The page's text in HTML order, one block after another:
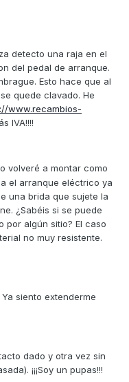
detecto una raja en el
del pedal de arranque.
Esto hace que al
quede clavado. He
www.recambios-
IVA!!!!
volveré a montar como
el arranque eléctrico ya
una brida que sujete la
¿Sabéis si se puede
por algún sitio? El caso
no muy resistente.
siento extenderme
dado y otra vez sin
¡¡¡Soy un pupas!!!